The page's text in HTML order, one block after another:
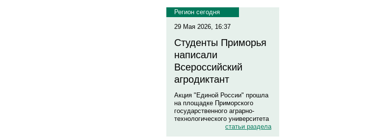
Регион сегодня
29 Мая 2026, 16:37
Студенты Приморья
написали
Всероссийский
агродиктант
Акция "Единой России" прошла
на площадке Приморского
государственного аграрно-
технологического университета
статьи раздела